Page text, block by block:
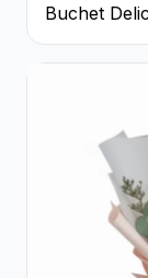
Buchet
Crizanteme